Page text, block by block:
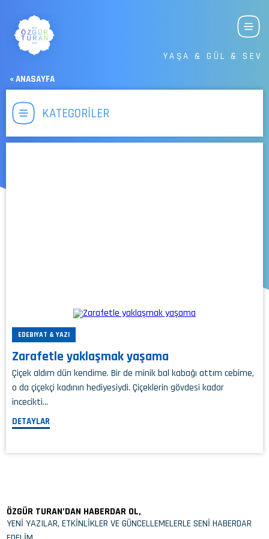
YAŞA & GÜL & SEV
« ANASAYFA
KATEGORİLER
EDEBIYAT & YAZI
Zarafetle yaklaşmak yaşama
Çiçek aldım dün kendime. Bir de minik bal kabağı attım cebime,
o da çiçekçi kadının hediyesiydi. Çiçeklerin gövdesi kadar
incecikti…
DETAYLAR
ÖZGÜR TURAN’DAN HABERDAR OL,
YENİ YAZILAR, ETKİNLİKLER VE GÜNCELLEMELERLE SENİ HABERDAR